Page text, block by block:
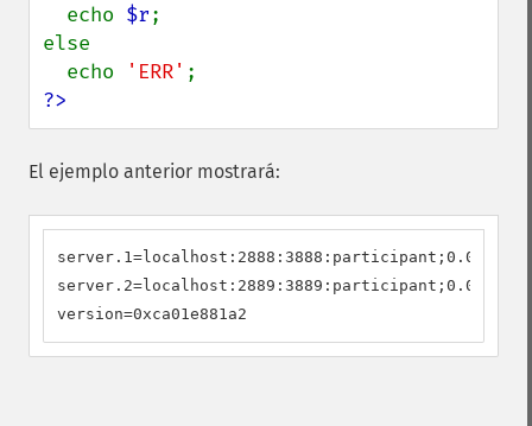
  echo
$r;
else
  echo
'ERR'
?>
El ejemplo anterior mostrará:
version=0xca01e881a2